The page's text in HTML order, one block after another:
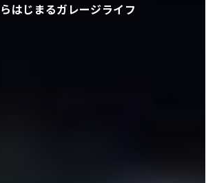
はじまるガレージライフ